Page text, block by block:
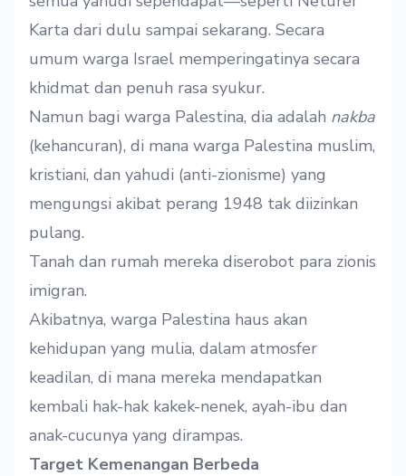
Karta dari dulu sampai sekarang. Secara
umum warga Israel memperingatinya secara
khidmat dan penuh rasa syukur.
Namun bagi warga Palestina, dia adalah nakba
(kehancuran), di mana warga Palestina muslim,
kristiani, dan yahudi (anti-zionisme) yang
mengungsi akibat perang 1948 tak diizinkan
pulang.
Tanah dan rumah mereka diserobot para zionis
imigran.
Akibatnya, warga Palestina haus akan
kehidupan yang mulia, dalam atmosfer
keadilan, di mana mereka mendapatkan
kembali hak-hak kakek-nenek, ayah-ibu dan
anak-cucunya yang dirampas.
Target Kemenangan Berbeda